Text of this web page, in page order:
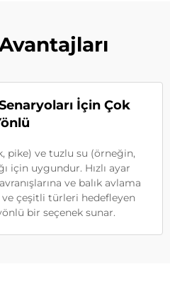
İçin Çok
pike) ve tuzlu su (örneğin,
için uygundur. Hızlı ayar
ve balık avlama
çeşitli türleri hedefleyen
bir seçenek sunar.